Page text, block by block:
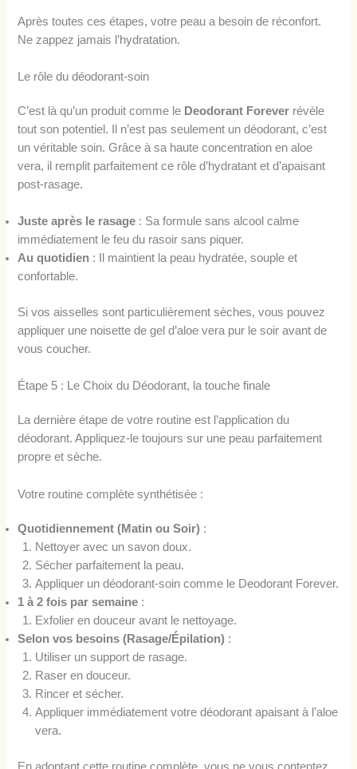
Après toutes ces étapes, votre peau a besoin de réconfort.
Ne zappez jamais l’hydratation.
Le rôle du déodorant-soin
C’est là qu’un produit comme le Deodorant Forever révèle
tout son potentiel. Il n’est pas seulement un déodorant, c’est
un véritable soin. Grâce à sa haute concentration en aloe
vera, il remplit parfaitement ce rôle d’hydratant et d’apaisant
post-rasage.
Juste après le rasage : Sa formule sans alcool calme
immédiatement le feu du rasoir sans piquer.
Au quotidien : Il maintient la peau hydratée, souple et
confortable.
Si vos aisselles sont particulièrement sèches, vous pouvez
appliquer une noisette de gel d’aloe vera pur le soir avant de
vous coucher.
Étape 5 : Le Choix du Déodorant, la touche finale
La dernière étape de votre routine est l’application du
déodorant. Appliquez-le toujours sur une peau parfaitement
propre et sèche.
Votre routine complète synthétisée :
Quotidiennement (Matin ou Soir) :
Nettoyer avec un savon doux.
Sécher parfaitement la peau.
Appliquer un déodorant-soin comme le Deodorant Forever.
1 à 2 fois par semaine :
Exfolier en douceur avant le nettoyage.
Selon vos besoins (Rasage/Épilation) :
Utiliser un support de rasage.
Raser en douceur.
Rincer et sécher.
Appliquer immédiatement votre déodorant apaisant à l’aloe
vera.
En adoptant cette routine complète, vous ne vous contentez